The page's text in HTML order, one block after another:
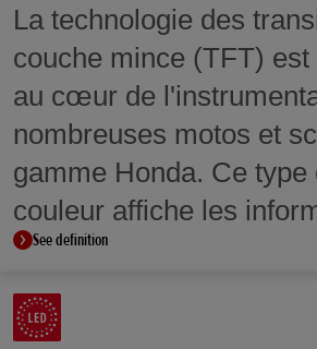
La technologie des
couche mince (TFT) est
au cœur de
nombreuses motos et
gamme Honda. Ce type
couleur affiche les
manière claire et
modèles disposent
écran à commande
See definition